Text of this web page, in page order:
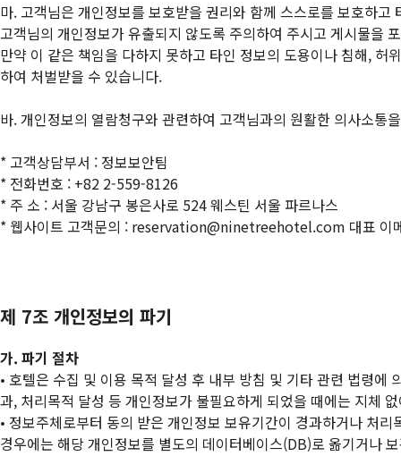
마. 고객님은 개인정보를 보호받을 권리와 함께 스스로를 보호하
고객님의 개인정보가 유출되지 않도록 주의하여 주시고 게시물을
만약 이 같은 책임을 다하지 못하고 타인 정보의 도용이나 침해,
하여 처벌받을 수 있습니다.
바. 개인정보의 열람청구와 관련하여 고객님과의 원활한 의사소
* 고객상담부서 : 정보보안팀
* 전화번호 : +82 2-559-8126
* 주 소 : 서울 강남구 봉은사로 524 웨스틴 서울 파르나스
* 웹사이트 고객문의 : reservation@ninetreehotel.com 대표 이
제 7조 개인정보의 파기
가. 파기 절차
• 호텔은 수집 및 이용 목적 달성 후 내부 방침 및 기타 관련 법령
과, 처리목적 달성 등 개인정보가 불필요하게 되었을 때에는 지체
• 정보주체로부터 동의 받은 개인정보 보유기간이 경과하거나 처
경우에는 해당 개인정보를 별도의 데이터베이스(DB)로 옮기거나